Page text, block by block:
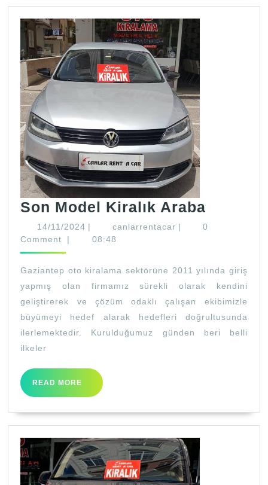
Son Model Kiralık Araba
Model
14/11/202414/11/2024
| canlarrentacar canlarrentacar
|
0
Comment
| 08:48
Gaziantep oto kiralama sektörüne 2011 yılında giriş
yapmış olan firmamız sürekli olarak kendini
geliştirerek ve çözüm odaklı çalışan ekibimizle
büyümeyi hedef alarak hedefleri doğrultusunda
ilerlemektedir. Kurulduğumuz günden beri belli
ilkeler
READ MORE
READ
MORE